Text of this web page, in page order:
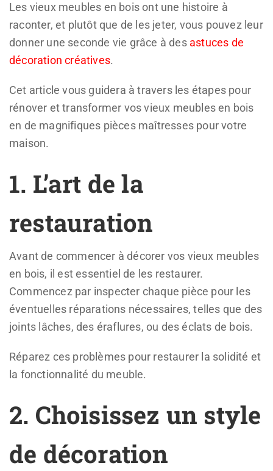
Les vieux meubles en bois ont une histoire à
raconter, et plutôt que de les jeter, vous pouvez leur
donner une seconde vie grâce à des astuces de
décoration créatives.
Cet article vous guidera à travers les étapes pour
rénover et transformer vos vieux meubles en bois
en de magnifiques pièces maîtresses pour votre
maison.
1. L’art de la
restauration
Avant de commencer à décorer vos vieux meubles
en bois, il est essentiel de les restaurer.
Commencez par inspecter chaque pièce pour les
éventuelles réparations nécessaires, telles que des
joints lâches, des éraflures, ou des éclats de bois.
Réparez ces problèmes pour restaurer la solidité et
la fonctionnalité du meuble.
2. Choisissez un style
de décoration